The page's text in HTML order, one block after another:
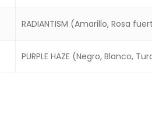
RADIANTISM (Amarillo, Rosa
PURPLE HAZE (Negro, Blanco,